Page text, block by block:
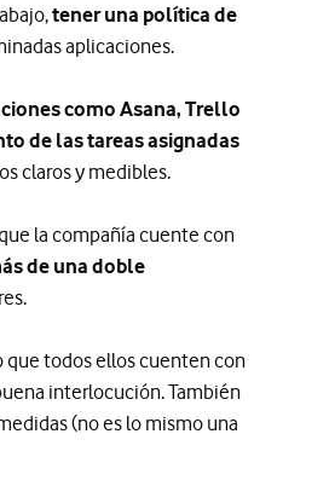
tener una política de
aplicaciones.
como Asana, Trello
de las tareas asignadas
claros y medibles.
la compañía cuente con
de una doble
que todos ellos cuenten con
interlocución. También
(no es lo mismo una